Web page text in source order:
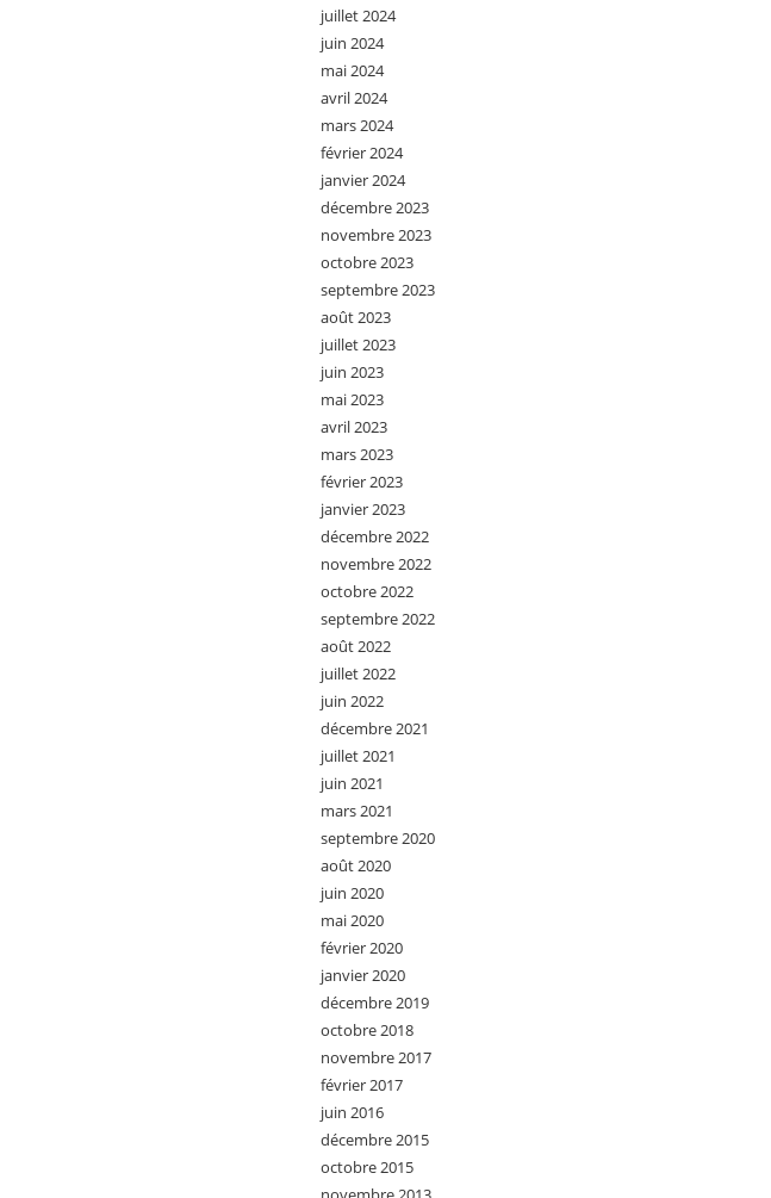
juillet 2024
juin 2024
mai 2024
avril 2024
mars 2024
février 2024
janvier 2024
décembre 2023
novembre 2023
octobre 2023
septembre 2023
août 2023
juillet 2023
juin 2023
mai 2023
avril 2023
mars 2023
février 2023
janvier 2023
décembre 2022
novembre 2022
octobre 2022
septembre 2022
août 2022
juillet 2022
juin 2022
décembre 2021
juillet 2021
juin 2021
mars 2021
septembre 2020
août 2020
juin 2020
mai 2020
février 2020
janvier 2020
décembre 2019
octobre 2018
novembre 2017
février 2017
juin 2016
décembre 2015
octobre 2015